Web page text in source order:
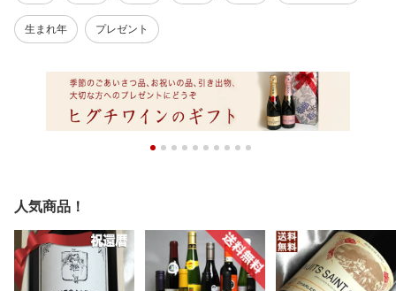
生まれ年 プレゼント
人気商品！